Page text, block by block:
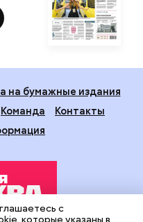
на бумажные издания
Команда
Контакты
с
которые указаны в